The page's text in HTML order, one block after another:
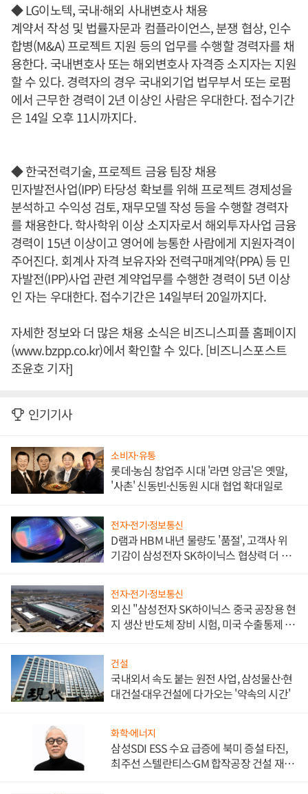
◆ LG이노텍, 국내·해외 사내변호사 채용
계약서 작성 및 법률자문과 컴플라이언스, 분쟁 협상, 인수
합병(M&A) 프로젝트 지원 등의 업무를 수행할 경력자를 채
용한다. 국내변호사 또는 해외변호사 자격증 소지자는 지원
할 수 있다. 경력자의 경우 국내외기업 법무부서 또는 로펌
에서 근무한 경력이 2년 이상인 사람은 우대한다. 접수기간
은 14일 오후 11시까지다.
◆ 한국전력기술, 프로젝트 금융 팀장 채용
민자발전사업(IPP) 타당성 확보를 위해 프로젝트 경제성을
분석하고 수익성 검토, 재무모델 작성 등을 수행할 경력자
를 채용한다. 학사학위 이상 소지자로서 해외투자사업 금융
경력이 15년 이상이고 영어에 능통한 사람에게 지원자격이
주어진다. 회계사 자격 보유자와 전력구매계약(PPA) 등 민
자발전(IPP)사업 관련 계약업무를 수행한 경력이 5년 이상
인 자는 우대한다. 접수기간은 14일부터 20일까지다.
자세한 정보와 더 많은 채용 소식은 비즈니스피플 홈페이지
(www.bzpp.co.kr)에서 확인할 수 있다. [비즈니스포스트
조윤호 기자]
인기기사
소비자·유통
롯데·농심 창업주 시대 '라면 앙금'은 옛말,
'사촌' 신동빈·신동원 시대 협업 확대일로
전자·전기·정보통신
D램과 HBM 내년 물량도 '품절', 고객사 위
기감이 삼성전자 SK하이닉스 협상력 더 키
전자·전기·정보통신
외신 "삼성전자 SK하이닉스 중국 공장용 현
지 생산 반도체 장비 시험, 미국 수출통제 대
건설
국내외서 속도 붙는 원전 사업, 삼성물산·현
대건설·대우건설에 다가오는 '약속의 시간'
화학·에너지
삼성SDI ESS 수요 급증에 북미 증설 타진,
최주선 스텔란티스·GM 합작공장 건설 재추